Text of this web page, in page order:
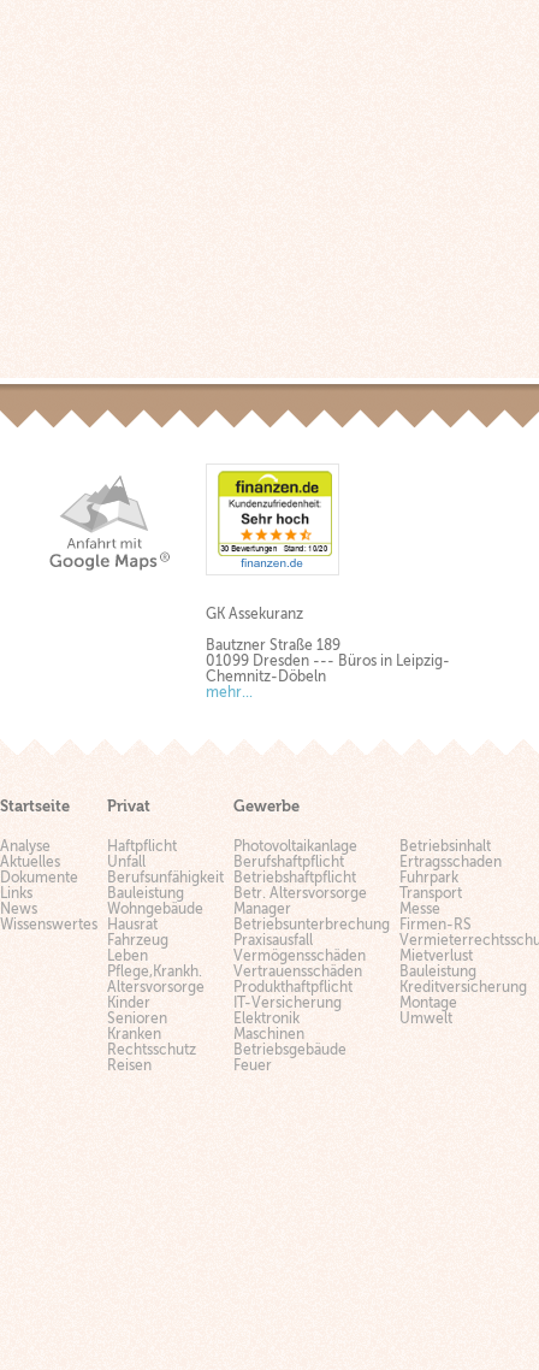
GK Assekuranz
Bautzner Straße 189
01099 Dresden --- Büros in Leipzig-
Chemnitz-Döbeln
mehr...
Startseite
Analyse
Aktuelles
Dokumente
Links
News
Wissenswertes
Privat
Haftpflicht
Unfall
Berufsunfähigkeit
Bauleistung
Wohngebäude
Hausrat
Fahrzeug
Leben
Pflege,Krankh.
Altersvorsorge
Kinder
Senioren
Kranken
Rechtsschutz
Reisen
Gewerbe
Photovoltaikanlage
Berufshaftpflicht
Betriebshaftpflicht
Betr. Altersvorsorge
Manager
Betriebsunterbrechung
Praxisausfall
Vermögensschäden
Vertrauensschäden
Produkthaftpflicht
IT-Versicherung
Elektronik
Maschinen
Betriebsgebäude
Feuer
Betriebsinhalt
Ertragsschaden
Fuhrpark
Transport
Messe
Firmen-RS
Mietverlust
Bauleistung
Kreditversicherung
Montage
Umwelt